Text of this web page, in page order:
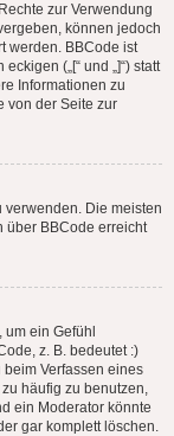
zur Verwendung
können jedoch
werden. BBCode ist
(„[“ und „]“) statt
Informationen zu
von der Seite zur
verwenden. Die meisten
über BBCode erreicht
ein Gefühl
z. B. bedeutet :)
Verfassen eines
häufig zu benutzen,
ein Moderator könnte
gar komplett löschen.